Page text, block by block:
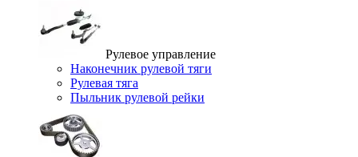
Рулевое управление
Наконечник рулевой тяги
Рулевая тяга
Пыльник рулевой рейки